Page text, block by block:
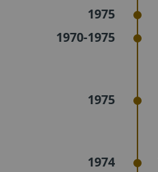
1975
1970-1975
1975
1974